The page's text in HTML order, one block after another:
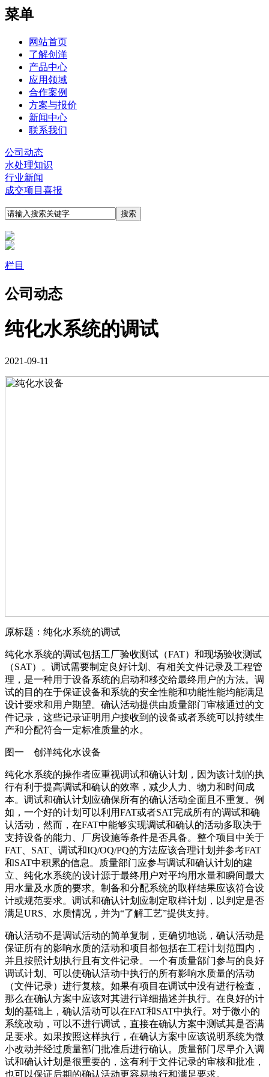
菜单
网站首页
了解创洋
产品中心
应用领域
合作案例
方案与报价
新闻中心
联系我们
公司动态
水处理知识
行业新闻
成交项目喜报
栏目
公司动态
纯化水系统的调试
2021-09-11
原标题：纯化水系统的调试
纯化水系统的调试包括工厂验收测试（FAT）和现场验收测试
（SAT）。调试需要制定良好计划、有相关文件记录及工程管
理，是一种用于设备系统的启动和移交给最终用户的方法。调
试的目的在于保证设备和系统的安全性能和功能性能均能满足
设计要求和用户期望。确认活动提供由质量部门审核通过的文
件记录，这些记录证明用户接收到的设备或者系统可以持续生
产和分配符合一定标准质量的水。
图一 创洋纯化水设备
纯化水系统的操作者应重视调试和确认计划，因为该计划的执
行有利于提高调试和确认的效率，减少人力、物力和时间成
本。调试和确认计划应确保所有的确认活动全面且不重复。例
如，一个好的计划可以利用FAT或者SAT完成所有的调试和确
认活动，然而，在FAT中能够实现调试和确认的活动多取决于
支持设备的能力、厂房设施等条件是否具备。整个项目中关于
FAT、SAT、调试和IQ/OQ/PQ的方法应该合理计划并参考FAT
和SAT中积累的信息。质量部门应参与调试和确认计划的建
立、纯化水系统的设计源于最终用户对平均用水量和瞬间最大
用水量及水质的要求。制备和分配系统的取样结果应该符合设
计或规范要求。调试和确认计划应制定取样计划，以判定是否
满足URS、水质情况，并为“了解工艺”提供支持。
确认活动不是调试活动的简单复制，更确切地说，确认活动是
保证所有的影响水质的活动和项目都包括在工程计划范围内，
并且按照计划执行且有文件记录。一个有质量部门参与的良好
调试计划、可以使确认活动中执行的所有影响水质量的活动
（文件记录）进行复核。如果有项目在调试中没有进行检查，
那么在确认方案中应该对其进行详细描述并执行。在良好的计
划的基础上，确认活动可以在FAT和SAT中执行。对于微小的
系统改动，可以不进行调试，直接在确认方案中测试其是否满
足要求。如果按照这样执行，在确认方案中应该说明系统为微
小改动并经过质量部门批准后进行确认。质量部门尽早介入调
试和确认计划是很重要的，这有利于文件记录的审核和批准，
也可以保证后期的确认活动更容易执行和满足要求。